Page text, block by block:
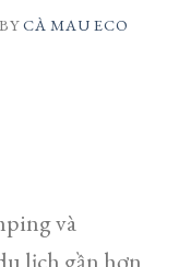
BYCÀ MAU ECO
và